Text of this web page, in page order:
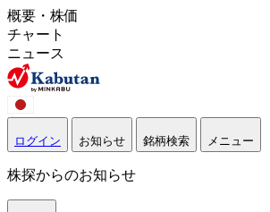
概要・株価
チャート
ニュース
ログイン お知らせ 銘柄検索 メニュー
株探からのお知らせ